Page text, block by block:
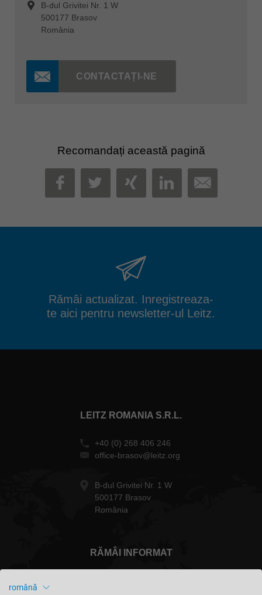
B-dul Grivitei Nr. 1 W
500177 Brasov
România
CONTACTAȚI-NE
Recomandați această pagină
FACEBOOK
TWITTER
XINGLINKEDIN
MAIL
Rămâi actualizat. Inregistreaza-
te aici pentru newsletter-ul Leitz.
LEITZ ROMANIA S.R.L.
+40 (0) 268 406 246
office-brasov@leitz.org
B-dul Grivitei Nr. 1 W
500177 Brasov
România
RĂMÂI INFORMAT
română